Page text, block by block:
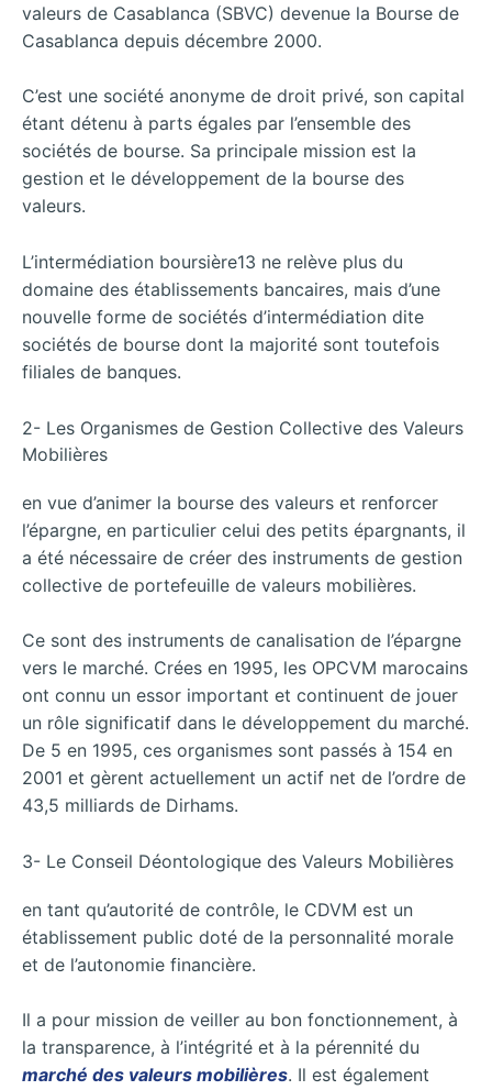
valeurs de Casablanca (SBVC) devenue la Bourse de
Casablanca depuis décembre 2000.
C’est une société anonyme de droit privé, son capital
étant détenu à parts égales par l’ensemble des
sociétés de bourse. Sa principale mission est la
gestion et le développement de la bourse des
valeurs.
L’intermédiation boursière13 ne relève plus du
domaine des établissements bancaires, mais d’une
nouvelle forme de sociétés d’intermédiation dite
sociétés de bourse dont la majorité sont toutefois
filiales de banques.
2- Les Organismes de Gestion Collective des Valeurs
Mobilières
en vue d’animer la bourse des valeurs et renforcer
l’épargne, en particulier celui des petits épargnants, il
a été nécessaire de créer des instruments de gestion
collective de portefeuille de valeurs mobilières.
Ce sont des instruments de canalisation de l’épargne
vers le marché. Crées en 1995, les OPCVM marocains
ont connu un essor important et continuent de jouer
un rôle significatif dans le développement du marché.
De 5 en 1995, ces organismes sont passés à 154 en
2001 et gèrent actuellement un actif net de l’ordre de
43,5 milliards de Dirhams.
3- Le Conseil Déontologique des Valeurs Mobilières
en tant qu’autorité de contrôle, le CDVM est un
établissement public doté de la personnalité morale
et de l’autonomie financière.
Il a pour mission de veiller au bon fonctionnement, à
la transparence, à l’intégrité et à la pérennité du
marché des valeurs mobilières. Il est également